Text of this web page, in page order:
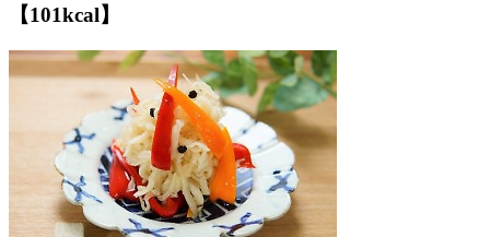
【101kcal】